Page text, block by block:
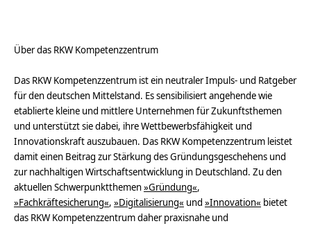
Über das RKW Kompetenzzentrum
Das RKW Kompetenzzentrum ist ein neutraler Impuls- und Ratgeber
für den deutschen Mittelstand. Es sensibilisiert angehende wie
etablierte kleine und mittlere Unternehmen für Zukunftsthemen
und unterstützt sie dabei, ihre Wettbewerbsfähigkeit und
Innovationskraft auszubauen. Das RKW Kompetenzzentrum leistet
damit einen Beitrag zur Stärkung des Gründungsgeschehens und
zur nachhaltigen Wirtschaftsentwicklung in Deutschland. Zu den
aktuellen Schwerpunktthemen»Gründung«,
»Fachkräftesicherung«, »Digitalisierung« und »Innovation« bietet
das RKW Kompetenzzentrum daher praxisnahe und